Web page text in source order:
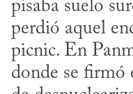
pisaba suelo
perdió aquel
picnic. En
donde se firmó